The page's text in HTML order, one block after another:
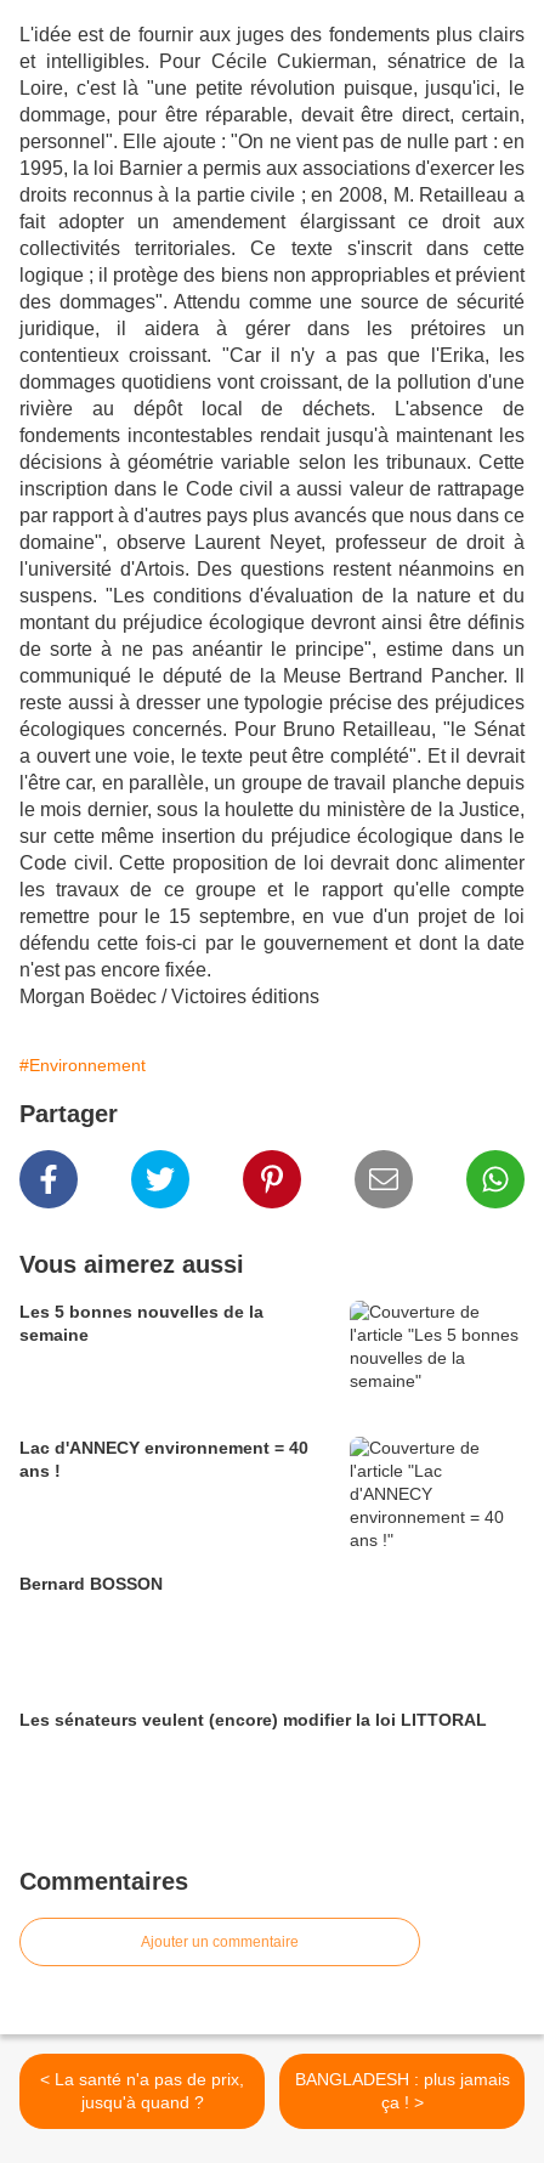
L'idée est de fournir aux juges des fondements plus clairs
et intelligibles. Pour Cécile Cukierman, sénatrice de la
Loire, c'est là "une petite révolution puisque, jusqu'ici, le
dommage, pour être réparable, devait être direct, certain,
personnel". Elle ajoute : "On ne vient pas de nulle part : en
1995, la loi Barnier a permis aux associations d'exercer les
droits reconnus à la partie civile ; en 2008, M. Retailleau a
fait adopter un amendement élargissant ce droit aux
collectivités territoriales. Ce texte s'inscrit dans cette
logique ; il protège des biens non appropriables et prévient
des dommages". Attendu comme une source de sécurité
juridique, il aidera à gérer dans les prétoires un
contentieux croissant. "Car il n'y a pas que l'Erika, les
dommages quotidiens vont croissant, de la pollution d'une
rivière au dépôt local de déchets. L'absence de
fondements incontestables rendait jusqu'à maintenant les
décisions à géométrie variable selon les tribunaux. Cette
inscription dans le Code civil a aussi valeur de rattrapage
par rapport à d'autres pays plus avancés que nous dans ce
domaine", observe Laurent Neyet, professeur de droit à
l'université d'Artois. Des questions restent néanmoins en
suspens. "Les conditions d'évaluation de la nature et du
montant du préjudice écologique devront ainsi être définis
de sorte à ne pas anéantir le principe", estime dans un
communiqué le député de la Meuse Bertrand Pancher. Il
reste aussi à dresser une typologie précise des préjudices
écologiques concernés. Pour Bruno Retailleau, "le Sénat
a ouvert une voie, le texte peut être complété". Et il devrait
l'être car, en parallèle, un groupe de travail planche depuis
le mois dernier, sous la houlette du ministère de la Justice,
sur cette même insertion du préjudice écologique dans le
Code civil. Cette proposition de loi devrait donc alimenter
les travaux de ce groupe et le rapport qu'elle compte
remettre pour le 15 septembre, en vue d'un projet de loi
défendu cette fois-ci par le gouvernement et dont la date
n'est pas encore fixée.
Morgan Boëdec / Victoires éditions
#Environnement
Partager
Vous aimerez aussi
Les 5 bonnes nouvelles de la
semaine
Lac d'ANNECY environnement = 40
ans !
Bernard BOSSON
Les sénateurs veulent (encore) modifier la loi LITTORAL
Commentaires
Ajouter un commentaire
< La santé n'a pas de prix,
jusqu'à quand ?
BANGLADESH : plus jamais
ça ! >